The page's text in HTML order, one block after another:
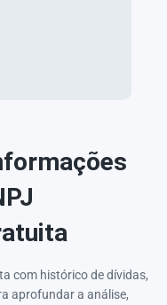
com histórico de dívidas,
aprofundar a análise,